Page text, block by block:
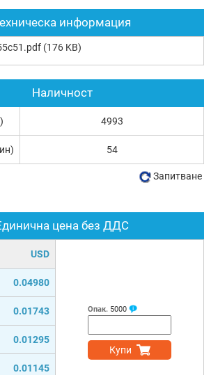
информация
(176 KB)
цена без ДДС
USD
0.04980
0.01743
0.01295
0.01145
Опак. 5000
Купи
Наличност
4993
54
Запитване